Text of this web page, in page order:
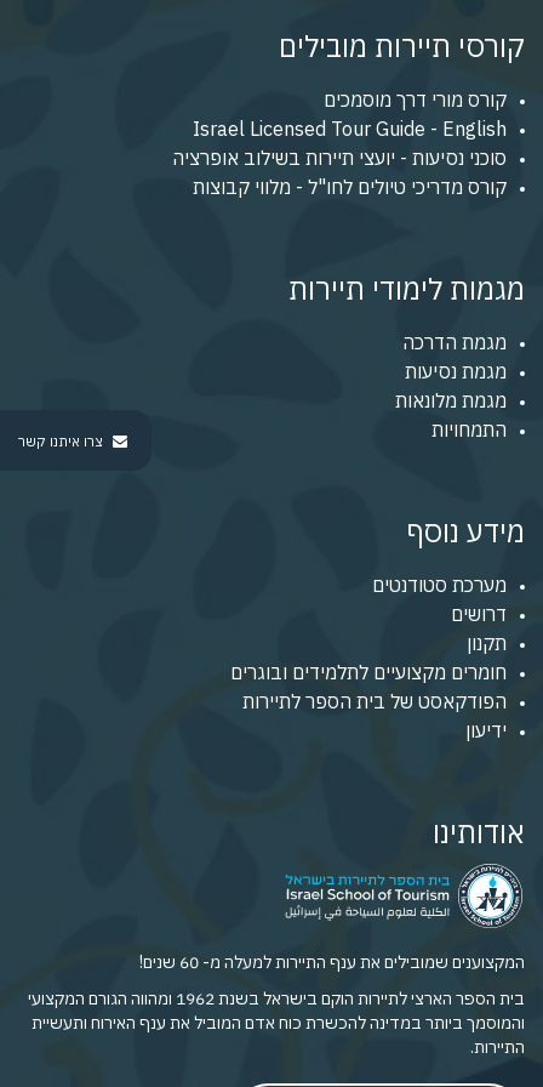
צרו איתנו קשר
קורסי תיירות מובילים
קורס מורי דרך מוסמכים
Israel Licensed Tour Guide - English
סוכני נסיעות - יועצי תיירות בשילוב אופרציה
קורס מדריכי טיולים לחו"ל - מלווי קבוצות
מגמות לימודי תיירות
מגמת הדרכה
מגמת נסיעות
מגמת מלונאות
התמחויות
מידע נוסף
מערכת סטודנטים
דרושים
תקנון
חומרים מקצועיים לתלמידים ובוגרים
הפודקאסט של בית הספר לתיירות
ידיעון
אודותינו
המקצוענים שמובילים את ענף התיירות למעלה מ- 60 שנים!
בית הספר הארצי לתיירות הוקם בישראל בשנת 1962 ומהווה הגורם המקצועי
והמוסמך ביותר במדינה להכשרת כוח אדם המוביל את ענף האירוח ותעשיית
התיירות.